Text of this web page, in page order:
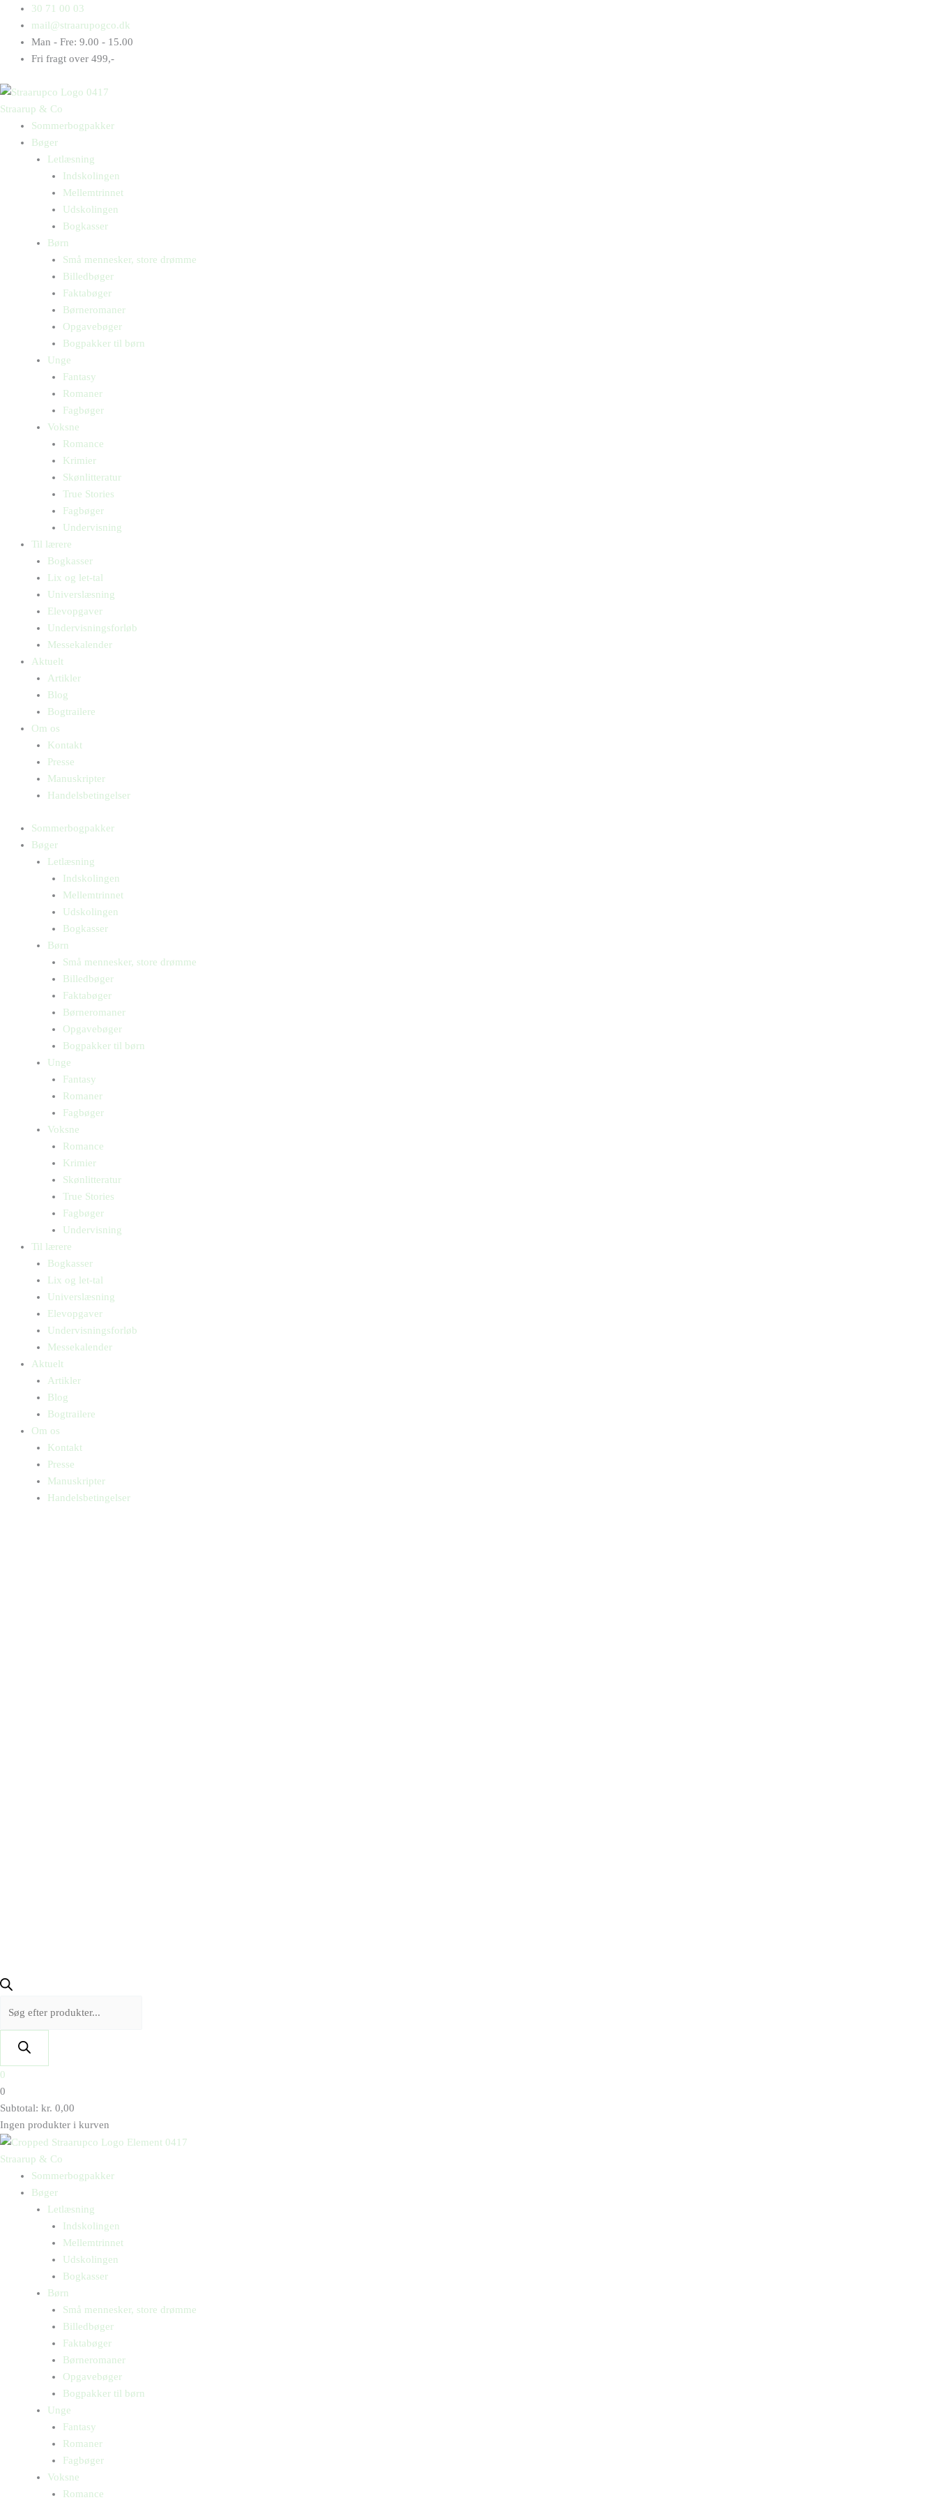
indholdet
30 71 00 03
mail@straarupogco.dk
Man - Fre: 9.00 - 15.00
Fri fragt over 499,-
Straarup & Co
Sommerbogpakker
Bøger
Letlæsning
Indskolingen
Mellemtrinnet
Udskolingen
Bogkasser
Børn
Små mennesker, store drømme
Billedbøger
Faktabøger
Børneromaner
Opgavebøger
Bogpakker til børn
Unge
Fantasy
Romaner
Fagbøger
Voksne
Romance
Krimier
Skønlitteratur
True Stories
Fagbøger
Undervisning
Til lærere
Bogkasser
Lix og let-tal
Universlæsning
Elevopgaver
Undervisningsforløb
Messekalender
Aktuelt
Artikler
Blog
Bogtrailere
Om os
Kontakt
Presse
Manuskripter
Handelsbetingelser
Sommerbogpakker
Bøger
Letlæsning
Indskolingen
Mellemtrinnet
Udskolingen
Bogkasser
Børn
Små mennesker, store drømme
Billedbøger
Faktabøger
Børneromaner
Opgavebøger
Bogpakker til børn
Unge
Fantasy
Romaner
Fagbøger
Voksne
Romance
Krimier
Skønlitteratur
True Stories
Fagbøger
Undervisning
Til lærere
Bogkasser
Lix og let-tal
Universlæsning
Elevopgaver
Undervisningsforløb
Messekalender
Aktuelt
Artikler
Blog
Bogtrailere
Om os
Kontakt
Presse
Manuskripter
Handelsbetingelser
Products
search
0
0
Subtotal: kr. 0,00
Ingen produkter i kurven
Straarup & Co
Sommerbogpakker
Bøger
Letlæsning
Indskolingen
Mellemtrinnet
Udskolingen
Bogkasser
Børn
Små mennesker, store drømme
Billedbøger
Faktabøger
Børneromaner
Opgavebøger
Bogpakker til børn
Unge
Fantasy
Romaner
Fagbøger
Voksne
Romance
Products
search